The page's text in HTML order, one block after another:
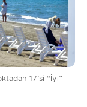
17’si “İyi”